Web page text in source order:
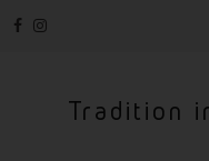
Tradition